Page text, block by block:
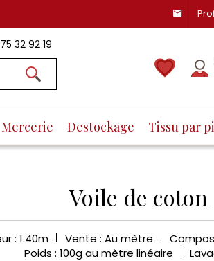
32 92 19
Mercerie Destockage Tissu par
Voile de coton
: 1.40m Vente : Au mètre
Poids : 100g au mètre linéaire